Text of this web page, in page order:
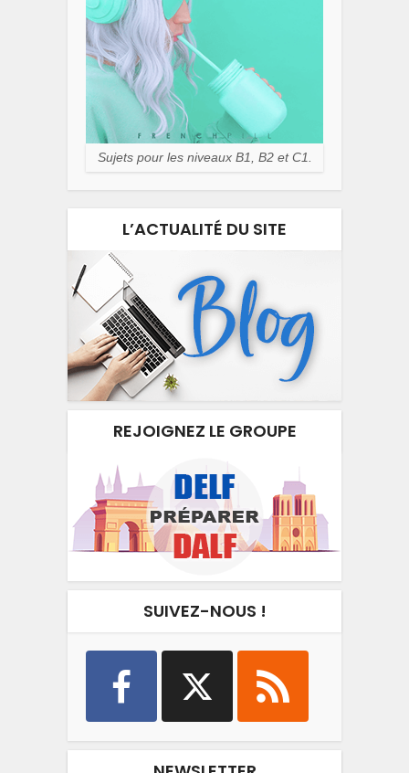
Sujets pour les niveaux B1, B2 et C1.
L’ACTUALITÉ DU SITE
REJOIGNEZ LE GROUPE
SUIVEZ-NOUS !